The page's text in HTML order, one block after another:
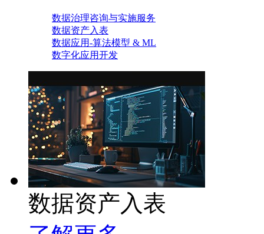
数据治理咨询与实施服务
数据资产入表
数据应用-算法模型 & ML
数字化应用开发
数据资产入表